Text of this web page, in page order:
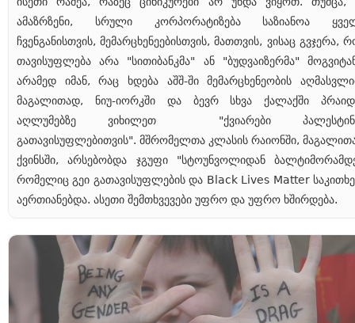
ამაზრზენი, სრული კორპორატიზება საზიანოა
ჩვენგანისთვის, მემარცხენეებისთვის, მათთვის, ვისაც გვჯერა,
თავისუფლება არა "სითიბანკმა" ან "ბუდვაიზერმა"
არამედ იმან, რაც ხდება აშშ-ში მემარცხენეობის
მაგალითად, ნიუ-იორკში და ბევრ სხვა ქალაქში
აღლუმებზე ვიხილეთ "ქვიარები
გათავისუფლებითვის". მშრომელთა კლასის რაიონში,
ქვინსში, არსებობდა ჯგუფი "სტოუნვოლიდან
რომელიც გეი გათავისუფლების და Black Lives Matter
აერთიანებდა. ასეთი შემთხვევები უფრო და უფრო ხშირდება.